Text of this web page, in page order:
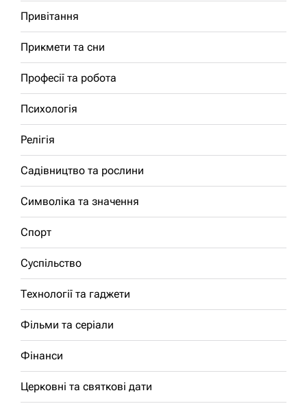
Привітання
Прикмети та сни
Професії та робота
Психологія
Релігія
Садівництво та рослини
Символіка та значення
Спорт
Суспільство
Технології та гаджети
Фільми та серіали
Фінанси
Церковні та святкові дати